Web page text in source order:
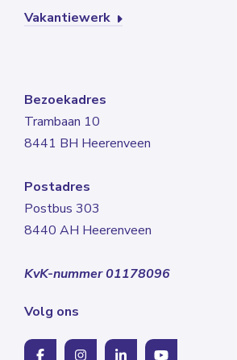
Vakantiewerk
Bezoekadres
Trambaan 10
8441 BH Heerenveen
Postadres
Postbus 303
8440 AH Heerenveen
KvK-nummer 01178096
Volg ons